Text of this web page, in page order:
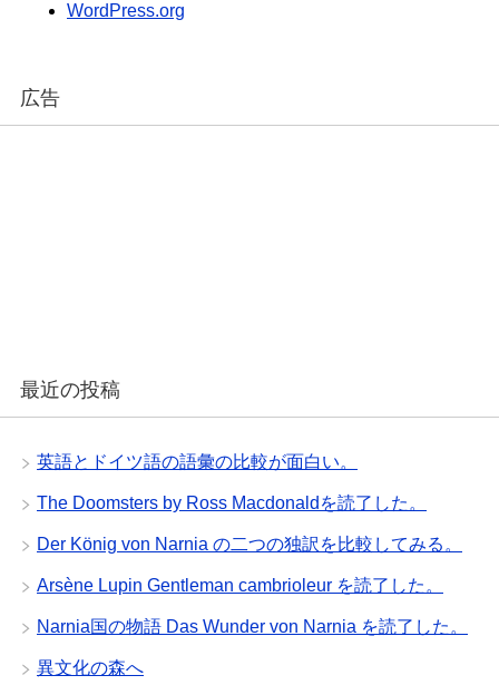
WordPress.org
広告
最近の投稿
英語とドイツ語の語彙の比較が面白い。
The Doomsters by Ross Macdonaldを読了した。
Der König von Narnia の二つの独訳を比較してみる。
Arsène Lupin Gentleman cambrioleur を読了した。
Narnia国の物語 Das Wunder von Narnia を読了した。
異文化の森へ